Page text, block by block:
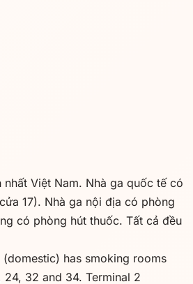
Việt Nam. Nhà ga quốc tế có
17). Nhà ga nội địa có phòng
có phòng hút thuốc. Tất cả đều
(domestic) has smoking rooms
32 and 34. Terminal 2